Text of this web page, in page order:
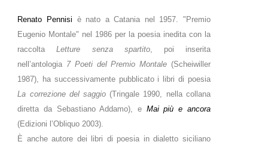
Renato Pennisi è nato a Catania nel 1957. "Premio
Eugenio Montale" nel 1986 per la poesia inedita con la
raccoltaLetture senza spartito, poi inserita
nell’antologia 7 Poeti del Premio Montale (Scheiwiller
1987), ha successivamente pubblicato i libri di poesia
La correzione del saggio (Tringale 1990, nella collana
diretta da Sebastiano Addamo), e Mai più e ancora
(Edizioni l’Obliquo 2003).
È anche autore dei libri di poesia in dialetto siciliano